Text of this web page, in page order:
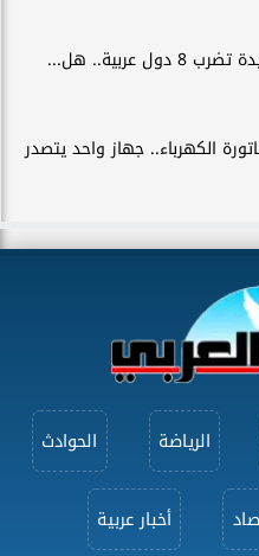
عربية.. هل...
الكهرباء.. جهاز واحد يتصدر
الرياضة الحوادث
أخبار عربية